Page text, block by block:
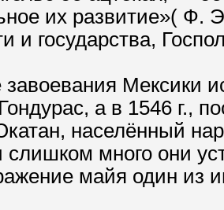
их развитие»( Ф.
и государства,
завоевания Мексики
а в 1546 г.,
населённый
слишком много они
майя один из